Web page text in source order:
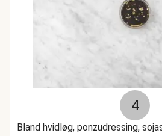
4
Bland hvidløg, ponzudressing,